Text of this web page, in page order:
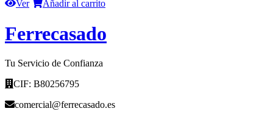
Ver Añadir al carrito
Ferrecasado
Tu Servicio de Confianza
CIF: B80256795
comercial@ferrecasado.es